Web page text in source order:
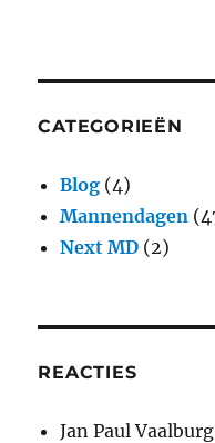
CATEGORIEËN
Blog (4)
Mannendagen
Next MD (2)
REACTIES
Jan Paul Vaalburg